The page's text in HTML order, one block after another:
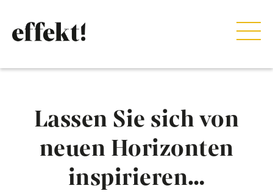
Lassen Sie sich von
neuen Horizonten
inspirieren…